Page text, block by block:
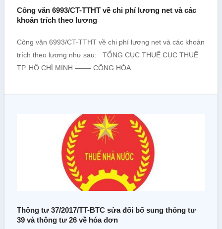
Công văn 6993/CT-TTHT về chi phí lương net và các
khoản trích theo lương
Công văn 6993/CT-TTHT về chi phí lương net và các khoản
trích theo lương như sau: TỔNG CỤC THUẾ CỤC THUẾ
TP. HỒ CHÍ MINH ——- CỘNG HÒA …
Thông tư 37/2017/TT-BTC sửa đổi bổ sung thông tư
39 và thông tư 26 về hóa đơn